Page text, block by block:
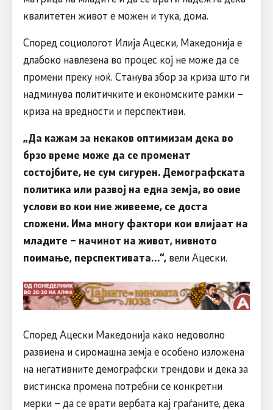
квалитетен живот е можен и тука, дома.
Според социологот Илија Ацески, Македонија е
длабоко навлезена во процес кој не може да се
промени преку ноќ. Станува збор за криза што ги
надминува политичките и економските рамки –
криза на вредности и перспективи.
„Да кажам за некаков оптимизам дека во
брзо време може да се променат
состојбите, не сум сигурен. Демографската
политика или развој на една земја, во овие
услови во кои ние живееме, се доста
сложени. Има многу фактори кои влијаат на
младите – начинот на живот, нивното
поимање, перспективата…“,вели Ацески.
Според Ацески Македонија како недоволно
развиена и сиромашна земја е особено изложена
на негативните демографски трендови и дека за
вистинска промена потребни се конкретни
мерки – да се врати вербата кај граѓаните, дека